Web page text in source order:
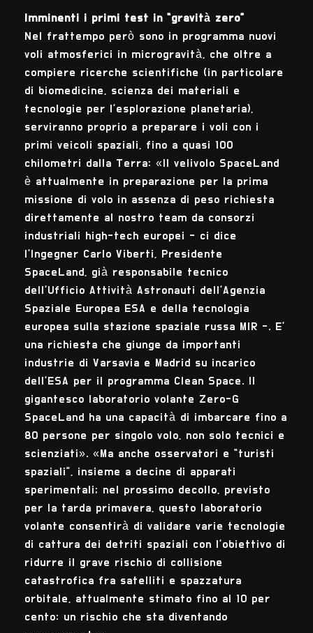
Imminenti i primi test in “gravità zero”
Nel frattempo però sono in programma nuovi
voli atmosferici in microgravità, che oltre a
compiere ricerche scientifiche (in particolare
di biomedicine, scienza dei materiali e
tecnologie per l’esplorazione planetaria),
serviranno proprio a preparare i voli con i
primi veicoli spaziali, fino a quasi 100
chilometri dalla Terra: «Il velivolo SpaceLand
è attualmente in preparazione per la prima
missione di volo in assenza di peso richiesta
direttamente al nostro team da consorzi
industriali high-tech europei - ci dice
l’Ingegner Carlo Viberti, Presidente
SpaceLand, già responsabile tecnico
dell’Ufficio Attività Astronauti dell’Agenzia
Spaziale Europea ESA e della tecnologia
europea sulla stazione spaziale russa MIR -. E’
una richiesta che giunge da importanti
industrie di Varsavia e Madrid su incarico
dell’ESA per il programma Clean Space. Il
gigantesco laboratorio volante Zero-G
SpaceLand ha una capacità di imbarcare fino a
80 persone per singolo volo, non solo tecnici e
scienziati». «Ma anche osservatori e “turisti
spaziali”, insieme a decine di apparati
sperimentali; nel prossimo decollo, previsto
per la tarda primavera, questo laboratorio
volante consentirà di validare varie tecnologie
di cattura dei detriti spaziali con l’obiettivo di
ridurre il grave rischio di collisione
catastrofica fra satelliti e spazzatura
orbitale, attualmente stimato fino al 10 per
cento: un rischio che sta diventando